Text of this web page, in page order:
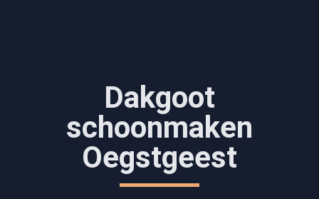
Dakgoot
schoonmaken​
Oegstgeest